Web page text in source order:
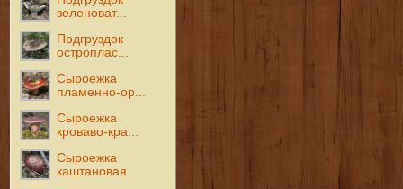
зеленоват...
Подгруздок
остроплас...
Сыроежка
пламенно-ор...
Сыроежка
кроваво-кра...
Сыроежка
каштановая